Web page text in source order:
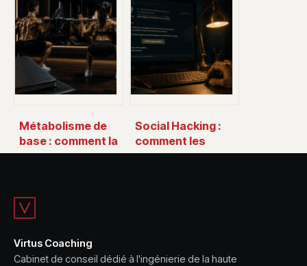
éviter les
confusions
accès, sécurité et
solutions aux
problèmes
Métabolisme de
base : comment la
musculation
énergétique au
repos
Social Hacking :
comment les
pirates exploitent
Virtus Coaching
Cabinet de conseil dédié à l'ingénierie de la haute